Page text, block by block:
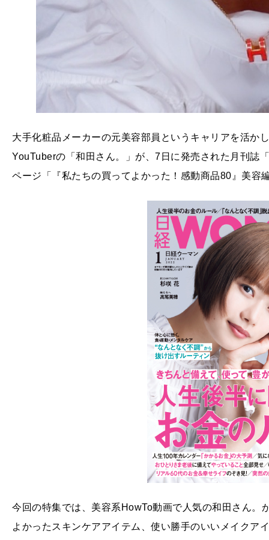
大手化粧品メーカーの元美容部員というキャリアを活か
YouTuberの「和田さん。」が、7日に発売された月刊誌
ページ「『私たちの買ってよかった！感動商品80』美容
今回の特集では、美容系HowTo動画で人気の和田さん
よかったスキンケアアイテム、使い勝手のいいメイクア